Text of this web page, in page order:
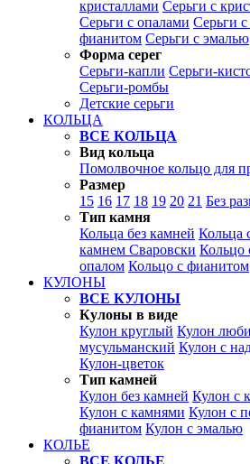
кристаллами Серьги с
Серьги с опалами Серьги
фианитом Серьги с эмалью
Форма серег
Серьги-капли Серьги-
Серьги-ромбы
Детские серьги
КОЛЬЦА
ВСЕ КОЛЬЦА
Вид кольца
Помолвочное кольцо для
Размер
15 16 17 18 19 20 21 Без
Тип камня
Кольца без камней Кольца
камнем Сваровски Кольцо
опалом Кольцо с фианитом
КУЛОНЫ
ВСЕ КУЛОНЫ
Кулоны в виде
Кулон круглый Кулон
мусульманский Кулон с
Кулон-цветок
Тип камней
Кулон без камней Кулон с
Кулон с камнями Кулон с
фианитом Кулон с эмалью
КОЛЬЕ
ВСЕ КОЛЬЕ